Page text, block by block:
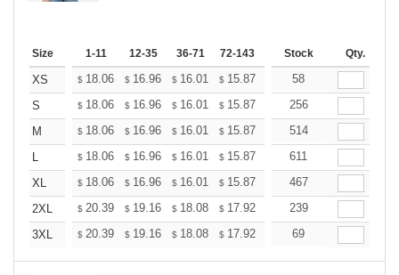
Size 1-11 12-35 36-71 72-143 144-287 288 + More
Stock Qty.
XS $ 18.06 $ 16.96 $ 16.01 $ 15.87 15.60
58
S
$ 18.06 $ 16.96 $ 16.01 $ 15.87 15.60
256
M
$ 18.06 $ 16.96 $ 16.01 $ 15.87 15.60
514
L
$ 18.06 $ 16.96 $ 16.01 $ 15.87 15.60
611
XL
$ 18.06 $ 16.96 $ 16.01 $ 15.87 15.60
467
2XL
$ 20.39 $ 19.16 $ 18.08 $ 17.92 17.61
239
3XL
$ 20.39 $ 19.16 $ 18.08 $ 17.92 17.61
69